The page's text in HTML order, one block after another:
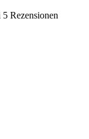
Rezensionen